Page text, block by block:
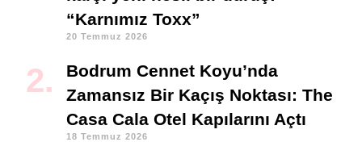
“Karnımız Toxx”
20 Temmuz 2026
Bodrum Cennet Koyu’nda
Zamansız Bir Kaçış Noktası: The
Casa Cala Otel Kapılarını Açtı
18 Temmuz 2026